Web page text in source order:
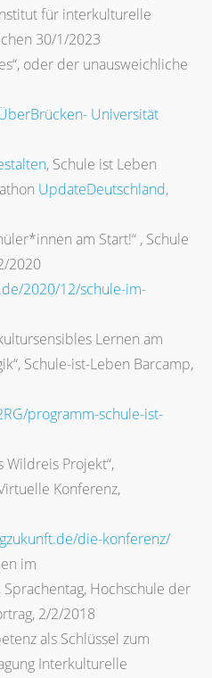
für interkulturelle
30/1/2023
oder der unausweichliche
Universität
, Schule ist Leben
UpdateDeutschland,
am Start!“ , Schule
2020
2020/12/schule-im-
Lernen am
Schule-ist-Leben Barcamp,
programm-schule-ist-
Wildreis Projekt“,
Konferenz,
die-konferenz/
im
Hochschule der
2/2/2018
als Schlüssel zum
Interkulturelle